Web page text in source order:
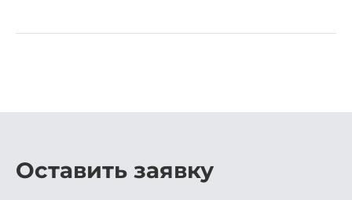
Оставить заявку